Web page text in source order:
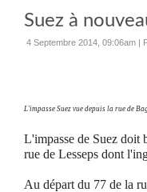
Suez à
4 Septembre 2014, 09:06am |
L'impasse Suez vue depuis la rue de
L'impasse de Suez doit
rue de Lesseps dont
Au départ du 77 de la